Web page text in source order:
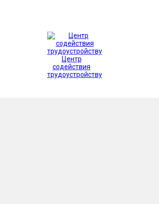
Центр
содействия
трудоустройству